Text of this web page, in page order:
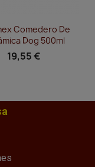
Vista rápida
Comedero De
Dog 500ml
19,55 €